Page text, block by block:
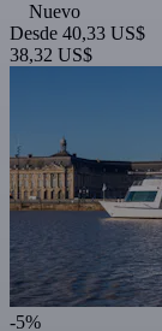
Nuevo
Desde 40,33 US$
38,32 US$
-5%